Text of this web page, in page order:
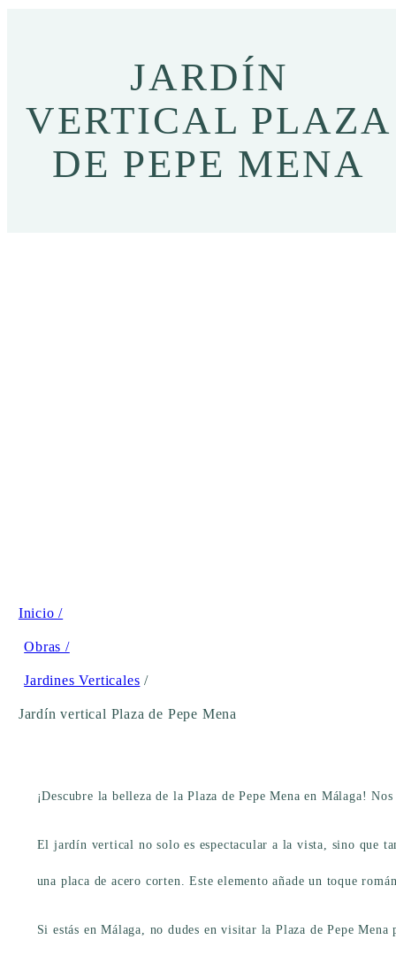
JARDÍN
VERTICAL PLAZA
DE PEPE MENA
Inicio /
Obras /
Jardines Verticales /
Jardín vertical Plaza de Pepe Mena
¡Descubre la belleza de la Plaza de Pepe Mena en Málaga!
El jardín vertical no solo es espectacular a la vista, sino que
una placa de acero corten. Este elemento añade un toque
Si estás en Málaga, no dudes en visitar la Plaza de Pepe